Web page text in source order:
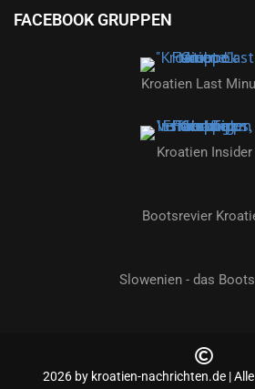
FACEBOOK GRUPPEN
Kroatien Last
Kroatien Insider
Bootsrevier
Slowenien - das
2026 by kroatien-nachrichten.de |